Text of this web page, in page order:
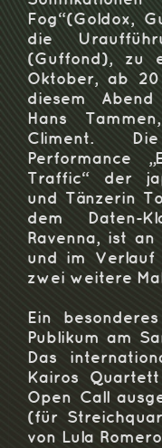
Fog“(Goldox,
die
(Guffond), zu
Oktober, ab
diesem Abend
Hans
Climent. Die
Performance
Traffic“ der
und Tänzerin
dem Daten-
Ravenna, ist
und im Verlauf
zwei weitere
Ein
Publikum am
Das
Kairos
Open Call
(für
von Lula